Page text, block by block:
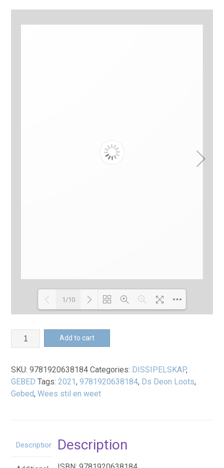
Loading PDF 26% ...
1/10
Wees
stil
weet
-
Boek
Add to cart
SKU: 9781920638184 Categories: DISSIPELSKAP,
GEBED Tags: 2021, 9781920638184, Ds Deon Loots,
Gebed, Wees stil en weet
Description Description